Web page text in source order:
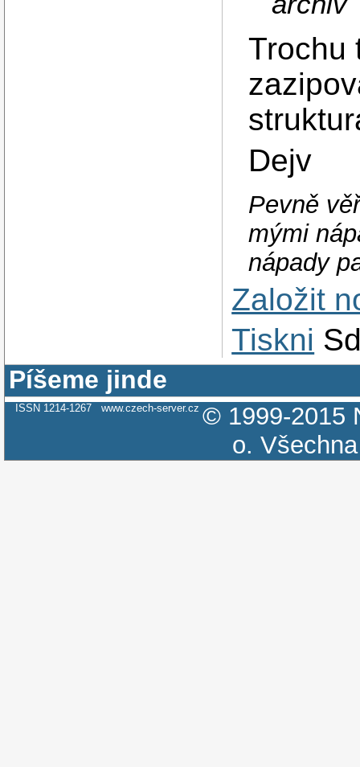
Trochu
Dejv
Pevně
mými
nápady
Založit
Tiskni
Píšeme jinde
ISSN 1214-1267 www.czech-server.cz © 1999-2015
o.